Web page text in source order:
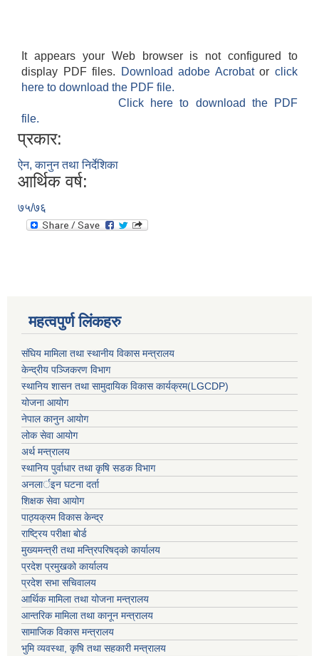
It appears your Web browser is not configured to
display PDF files.
Download adobe Acrobatorclick
here to download the PDF file.
Click here to download the PDF
file.
प्रकार:
ऐन, कानुन तथा निर्देशिका
आर्थिक वर्ष:
७५/७६
महत्वपुर्ण लिंकहरु
संघिय मामिला तथा स्थानीय विकास मन्त्रालय
केन्द्रीय पञ्जिकरण विभाग
स्थानिय शासन तथा सामुदायिक विकास कार्यक्रम(LGCDP)
योजना आयोग
नेपाल कानुन आयोग
लोक सेवा आयोग
अर्थ मन्त्रालय
स्थानिय पुर्वाधार तथा कृषि सडक विभाग
अनलार्इन घटना दर्ता
शिक्षक सेवा आयोग
पाठ्यक्रम विकास केन्द्र
राष्ट्रिय परीक्षा बोर्ड
मुख्यमन्त्री तथा मन्त्रिपरिषद्को कार्यालय
प्रदेश प्रमुखको कार्यालय
प्रदेश सभा सचिवालय
आर्थिक मामिला तथा योजना मन्त्रालय
आन्तरिक मामिला तथा कानून मन्त्रालय
सामाजिक विकास मन्त्रालय
भुमि व्यवस्था, कृषि तथा सहकारी मन्त्रालय